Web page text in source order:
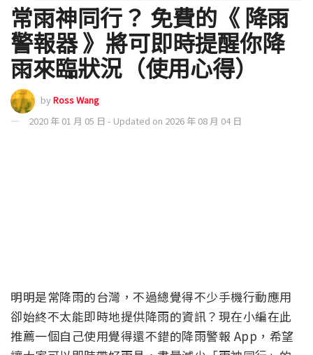
常雨神同行？ 免費的《 降雨
警報器 》將可即時提醒你降
雨來臨狀況（使用心得）
byRoss Wang
2020 年 01 月 05 日 - Updated on 2026 年 08 月 04 日
降雨來臨狀況使用心得報導內文。